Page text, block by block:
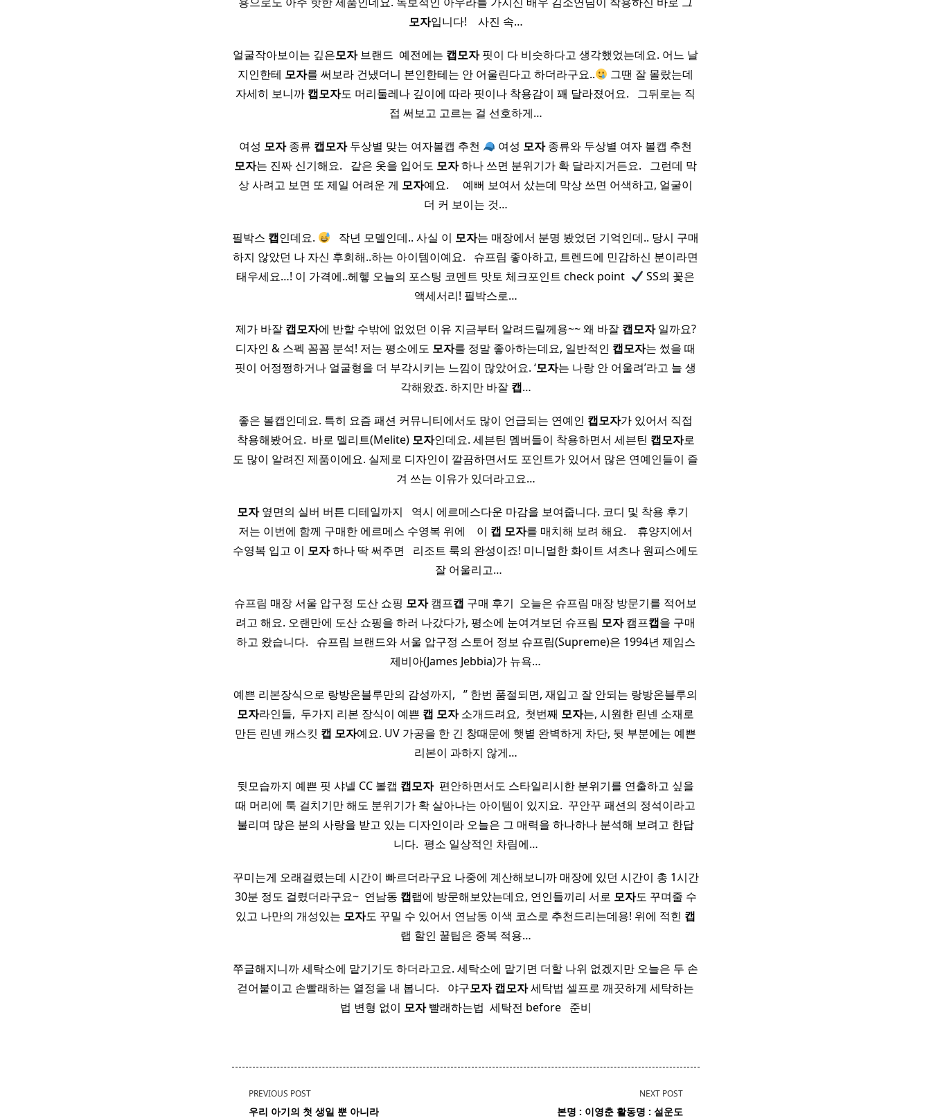
모자입니다! ​ ​ ​ 사진 속…
얼굴작아보이는 깊은모자브랜드 ​ 예전에는 캡모자핏이 다 비슷하다고 생각했었는데요. 어느 날
지인한테 모자를 써보라 건냈더니 본인한테는 안 어울린다고 하더라구요..
그땐 잘 몰랐는데
자세히 보니까 캡모자도 머리둘레나 깊이에 따라 핏이나 착용감이 꽤 달라졌어요. ​ ​ 그뒤로는 직
접 써보고 고르는 걸 선호하게…
​ ​ 여성 모자종류 캡모자두상별 맞는 여자볼캡 추천 여성 모자종류와 두상별 여자 볼캡 추천 ​ ​
모자는 진짜 신기해요. ​ ​ 같은 옷을 입어도 모자하나 쓰면 분위기가 확 달라지거든요. ​ ​ 그런데 막
상 사려고 보면 또 제일 어려운 게 모자예요. ​ ​ ​ ​ 예뻐 보여서 샀는데 막상 쓰면 어색하고, 얼굴이
더 커 보이는 것…
필박스 캡인데요. ​ ​ 작년 모델인데.. 사실 이 모자는 매장에서 분명 봤었던 기억인데.. 당시 구매
하지 않았던 나 자신 후회해..하는 아이템이예요. ​ ​ 슈프림 좋아하고, 트렌드에 민감하신 분이라면
태우세요…! 이 가격에..헤헿 오늘의 포스팅 코멘트 맛토 체크포인트 check point ​
SS의 꽃은
액세서리! 필박스로…
제가 바잘 캡모자에 반할 수밖에 없었던 이유 지금부터 알려드릴께용~~ 왜 바잘 캡모자일까요?
디자인 & 스펙 꼼꼼 분석! 저는 평소에도 모자를 정말 좋아하는데요, 일반적인 캡모자는 썼을 때
핏이 어정쩡하거나 얼굴형을 더 부각시키는 느낌이 많았어요. ‘모자는 나랑 안 어울려’라고 늘 생
각해왔죠. 하지만 바잘 캡…
좋은 볼캡인데요. 특히 요즘 패션 커뮤니티에서도 많이 언급되는 연예인 캡모자가 있어서 직접
착용해봤어요. ​ 바로 멜리트(Melite) 모자인데요. 세븐틴 멤버들이 착용하면서 세븐틴 캡모자로
도 많이 알려진 제품이에요. 실제로 디자인이 깔끔하면서도 포인트가 있어서 많은 연예인들이 즐
겨 쓰는 이유가 있더라고요…
모자옆면의 실버 버튼 디테일까지 ​ ​ 역시 에르메스다운 마감을 보여줍니다. 코디 및 착용 후기 ​ ​
저는 이번에 함께 구매한 에르메스 수영복 위에 ​ ​ ​ 이 캡 모자를 매치해 보려 해요. ​ ​ ​ 휴양지에서
수영복 입고 이 모자하나 딱 써주면 ​ ​ 리조트 룩의 완성이죠! 미니멀한 화이트 셔츠나 원피스에도
​ ​ 잘 어울리고…
슈프림 매장 서울 압구정 도산 쇼핑 모자캠프캡 구매 후기 ​ 오늘은 슈프림 매장 방문기를 적어보
려고 해요. 오랜만에 도산 쇼핑을 하러 나갔다가, 평소에 눈여겨보던 슈프림 모자캠프캡을 구매
하고 왔습니다. ​ ​ 슈프림 브랜드와 서울 압구정 스토어 정보 슈프림(Supreme)은 1994년 제임스
제비아(James Jebbia)가 뉴욕…
예쁜 리본장식으로 랑방온블루만의 감성까지, ​ ​ ” 한번 품절되면, 재입고 잘 안되는 랑방온블루의
모자라인들, ​ 두가지 리본 장식이 예쁜 캡 모자소개드려요, ​ 첫번째 모자는, 시원한 린넨 소재로
만든 린넨 캐스킷 캡 모자예요. UV 가공을 한 긴 창때문에 햇볕 완벽하게 차단, 뒷 부분에는 예쁜
리본이 과하지 않게…
뒷모습까지 예쁜 핏 샤넬 CC 볼캡 캡모자​ 편안하면서도 스타일리시한 분위기를 연출하고 싶을
때 머리에 툭 걸치기만 해도 분위기가 확 살아나는 아이템이 있지요. ​ 꾸안꾸 패션의 정석이라고
불리며 많은 분의 사랑을 받고 있는 디자인이라 오늘은 그 매력을 하나하나 분석해 보려고 한답
니다. ​ 평소 일상적인 차림에…
꾸미는게 오래걸렸는데 시간이 빠르더라구요 나중에 계산해보니까 매장에 있던 시간이 총 1시간
30분 정도 걸렸더라구요~ ​ 연남동 캡랩에 방문해보았는데요, 연인들끼리 서로 모자도 꾸며줄 수
있고 나만의 개성있는 모자도 꾸밀 수 있어서 연남동 이색 코스로 추천드리는데용! 위에 적힌 캡
랩 할인 꿀팁은 중복 적용…
쭈글해지니까 세탁소에 맡기기도 하더라고요. 세탁소에 맡기면 더할 나위 없겠지만 오늘은 두 손
걷어붙이고 손빨래하는 열정을 내 봅니다. ​ ​ 야구모자 캡모자세탁법 셀프로 깨끗하게 세탁하는
법 변형 없이 모자빨래하는법 ​ 세탁전 before ​ ​ 준비
<span
class="nav-
PREVIOUS POST
우리 아기의 첫 생일 뿐 아니라
NEXT POST
본명 : 이영춘 활동명 : 설운도